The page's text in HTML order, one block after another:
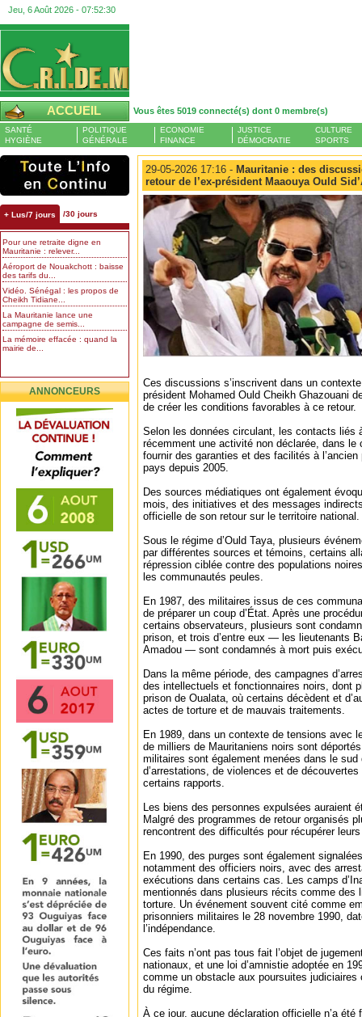
Jeu, 6 Août 2026 - 07:52:31
ACCUEIL Vous êtes 5019 connecté(s) dont 0 membre(s)
SANTÉ
HYGIÈNE
POLITIQUE
GÉNÉRALE
ECONOMIE
FINANCE
JUSTICE
DÉMOCRATIE
CULTURE
SPORTS
+ Lus/7 jours /30 jours
Pour une retraite digne en
Mauritanie : relever...
Aéroport de Nouakchott : baisse
des tarifs du...
Vidéo. Sénégal : les propos de
Cheikh Tidiane...
La Mauritanie lance une
campagne de semis...
La mémoire effacée : quand la
mairie de...
ANNONCEURS
29-05-2026 17:16 - Mauritanie : des
retour de l’ex-président Maaouya Ould
Ces discussions s’inscrivent dans un
président Mohamed Ould Cheikh Ghazouani
de créer les conditions favorables à ce retour.
Selon les données circulant, les contacts liés
récemment une activité non déclarée, dans le
fournir des garanties et des facilités à
pays depuis 2005.
Des sources médiatiques ont également
mois, des initiatives et des messages
officielle de son retour sur le territoire national.
Sous le régime d’Ould Taya, plusieurs
par différentes sources et témoins, certains
répression ciblée contre des populations
les communautés peules.
En 1987, des militaires issus de ces
de préparer un coup d’État. Après une
certains observateurs, plusieurs sont
prison, et trois d’entre eux — les lieutenants
Amadou — sont condamnés à mort puis
Dans la même période, des campagnes
des intellectuels et fonctionnaires noirs, dont
prison de Oualata, où certains décèdent et
actes de torture et de mauvais traitements.
En 1989, dans un contexte de tensions avec
de milliers de Mauritaniens noirs sont
militaires sont également menées dans le
d’arrestations, de violences et de
certains rapports.
Les biens des personnes expulsées auraient
Malgré des programmes de retour organisés
rencontrent des difficultés pour récupérer
En 1990, des purges sont également
notamment des officiers noirs, avec des
exécutions dans certains cas. Les camps
mentionnés dans plusieurs récits comme des
torture. Un événement souvent cité comme
prisonniers militaires le 28 novembre 1990,
l’indépendance.
Ces faits n’ont pas tous fait l’objet de
nationaux, et une loi d’amnistie adoptée en
comme un obstacle aux poursuites judiciaires
du régime.
À ce jour, aucune déclaration officielle n’a été